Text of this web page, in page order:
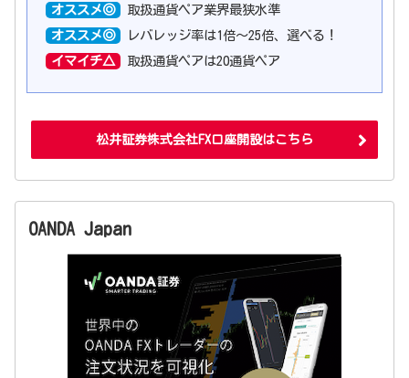
オススメ◎ 取扱通貨ペア業界最狭水準
オススメ◎ レバレッジ率は1倍〜25倍、選べる！
イマイチ△ 取扱通貨ペアは20通貨ペア
松井証券株式会社FX口座開設はこちら
OANDA Japan